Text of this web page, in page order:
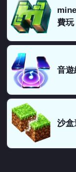
~：我的天!玩到後面
神：根本現實
FS： 好玩耶
123：
後面好可怕
墨魚(◐‿◑)：
有：不玩7號
S B：好玩yes yes
費玩
音遊
沙盒